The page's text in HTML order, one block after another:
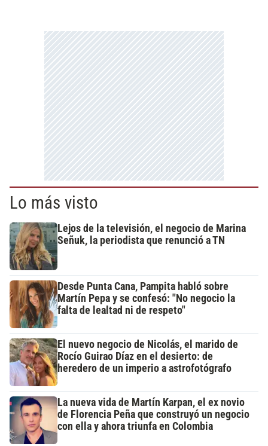
Lo más visto
Lejos de la televisión, el negocio de Marina
Señuk, la periodista que renunció a TN
Desde Punta Cana, Pampita habló sobre
Martín Pepa y se confesó: "No negocio la
falta de lealtad ni de respeto"
El nuevo negocio de Nicolás, el marido de
Rocío Guirao Díaz en el desierto: de
heredero de un imperio a astrofotógrafo
La nueva vida de Martín Karpan, el ex novio
de Florencia Peña que construyó un negocio
con ella y ahora triunfa en Colombia